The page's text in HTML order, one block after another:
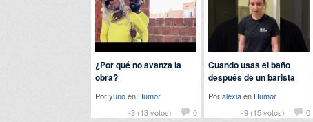
-3 (13 votos) 0
¿Por qué no avanza la
obra?
Poryunoen Humor
-9 (15 votos)
0
Cuando usas el baño
después de un barista
Poralexiaen Humor